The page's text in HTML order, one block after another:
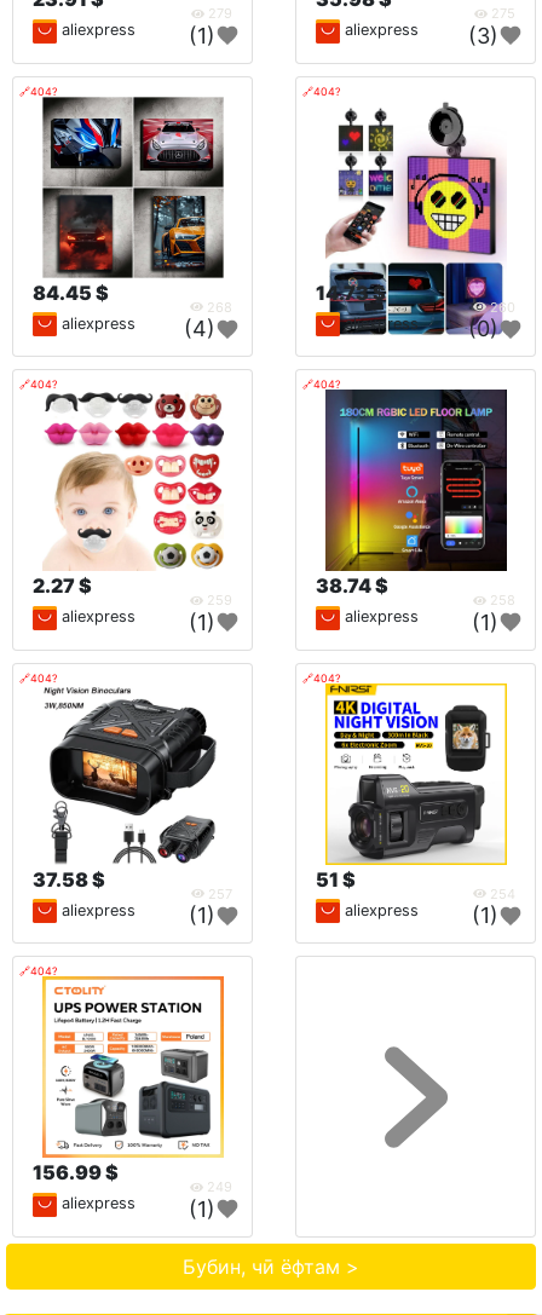
279
aliexpress (1)
275
aliexpress (3)
🔗404?
84.45 $
268
aliexpress (4)
🔗404?
14.73 $
260
aliexpress (0)
🔗404?
2.27 $
259
aliexpress (1)
🔗404?
38.74 $
258
aliexpress (1)
🔗404?
37.58 $
257
aliexpress (1)
🔗404?
51 $
254
aliexpress (1)
🔗404?
156.99 $
249
aliexpress (1)
Бубин, чӣ ёфтам >